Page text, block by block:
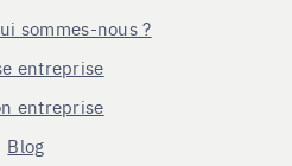
sommes-nous ?
entreprise
entreprise
Blog